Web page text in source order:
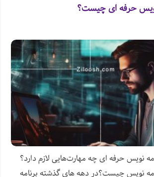
نویس حرفه ای چه مهارت‌هایی لازم دارد؟
نویس چیست؟در دهه های گذشته برنامه